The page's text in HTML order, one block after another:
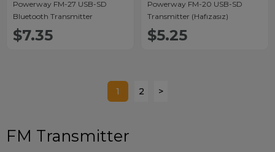
Powerway FM-27 USB-SD
Bluetooth Transmitter
$7.35
Powerway FM-20 USB-SD
Transmitter (Hafızasız)
$5.25
1 2 >
FM Transmitter